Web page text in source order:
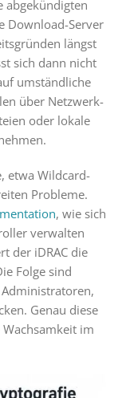
abgekündigten
Download-Server
längst
sich dann nicht
umständliche
über Netzwerk-
oder lokale
etwa Wildcard-
Probleme.
, wie sich
verwalten
der iDRAC die
Folge sind
Genau diese
im